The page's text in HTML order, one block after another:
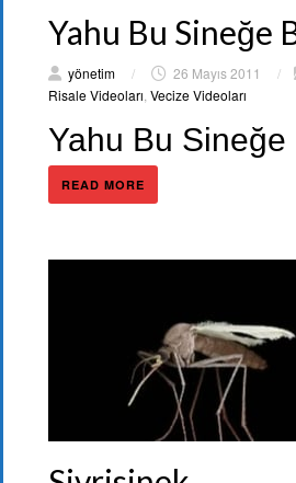
Yahu Bu Sineğe
yönetim / 26 Mayıs 2011 /
Risale Videoları Vecize Videoları
Yahu Bu Sineğe
READ MORE